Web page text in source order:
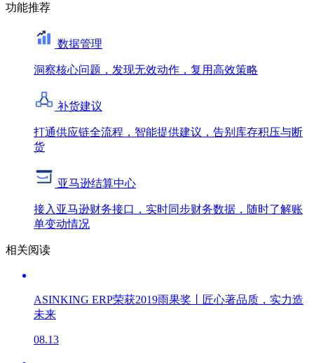
功能推荐
数据管理
洞察核心问题，发现无效动作，复用高效策略
补货建议
打通供应链全流程，智能提供建议，告别库存积压与断
货
亚马逊结算中心
接入亚马逊财务接口，实时同步财务数据，随时了解账
单变动情况
相关阅读
ASINKING ERP荣获2019雨果奖丨匠心著品质，实力造
未来
08.13